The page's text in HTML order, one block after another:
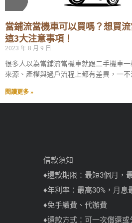
當鋪流當機車可以買嗎？想買
這3大注意事項！
2023 年 8 月 9 日
很多人以為當鋪流當機車就跟二手機車
來源、產權與過戶流程上都有差異，一不
閱讀更多 »
借款須知
♦還款期限：最短3個月，
♦年利率：最高30%，月息
♦免手續費、代辦費
♦還款方式：可一次償還